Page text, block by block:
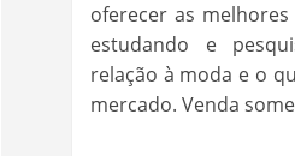
oferecer as
estudando e
relação à moda e o
mercado. Venda